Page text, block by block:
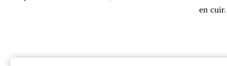
en cuir.